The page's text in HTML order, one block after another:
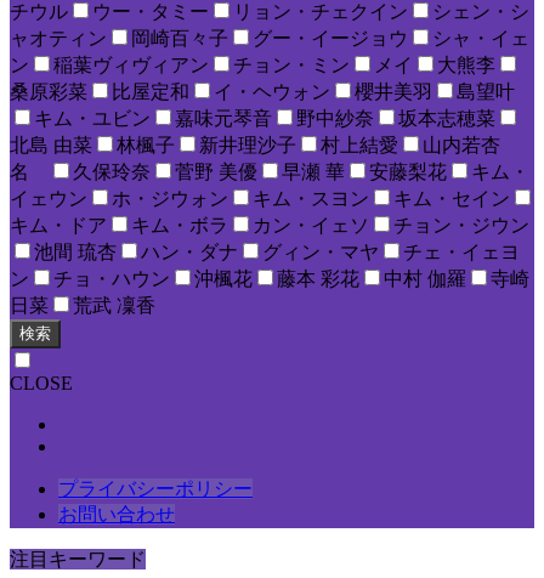
チウル
ウー・タミー リョン・チェクイン
シェン・シ
ャオティン
岡崎百々子 グー・イージョウ
シャ・イェ
ン
稲葉ヴィヴィアン チョン・ミン メイ
大熊李
桑原彩菜
比屋定和 イ・ヘウォン 櫻井美羽
島望叶
キム・ユビン
嘉味元琴音 野中紗奈
坂本志穂菜
北島 由菜
林楓子 新井理沙子 村上結愛
山内若杏
名
久保玲奈 菅野 美優 早瀬 華 安藤梨花
キム・
イェウン
ホ・ジウォン キム・スヨン
キム・セイン
キム・ドア
キム・ボラ カン・イェソ
チョン・ジウン
池間 琉杏
ハン・ダナ グィン・マヤ
チェ・イェヨ
ン
チョ・ハウン 沖楓花 藤本 彩花 中村 伽羅
寺崎
日菜
荒武 凜香
検索
CLOSE
プライバシーポリシー
お問い合わせ
注目キーワード